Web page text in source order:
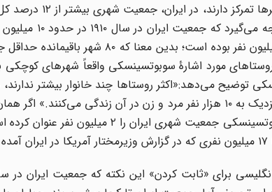
چهارم جمعیت
استدلال
توضیح می‌دهد:«اکثر روستاها چند خانوار بیشتر